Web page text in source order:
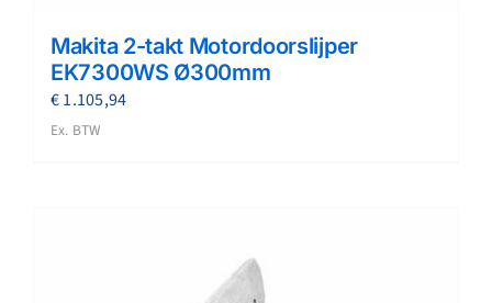
Makita 2-takt Motordoorslijper
EK7300WS Ø300mm
€1.105,94
Ex. BTW